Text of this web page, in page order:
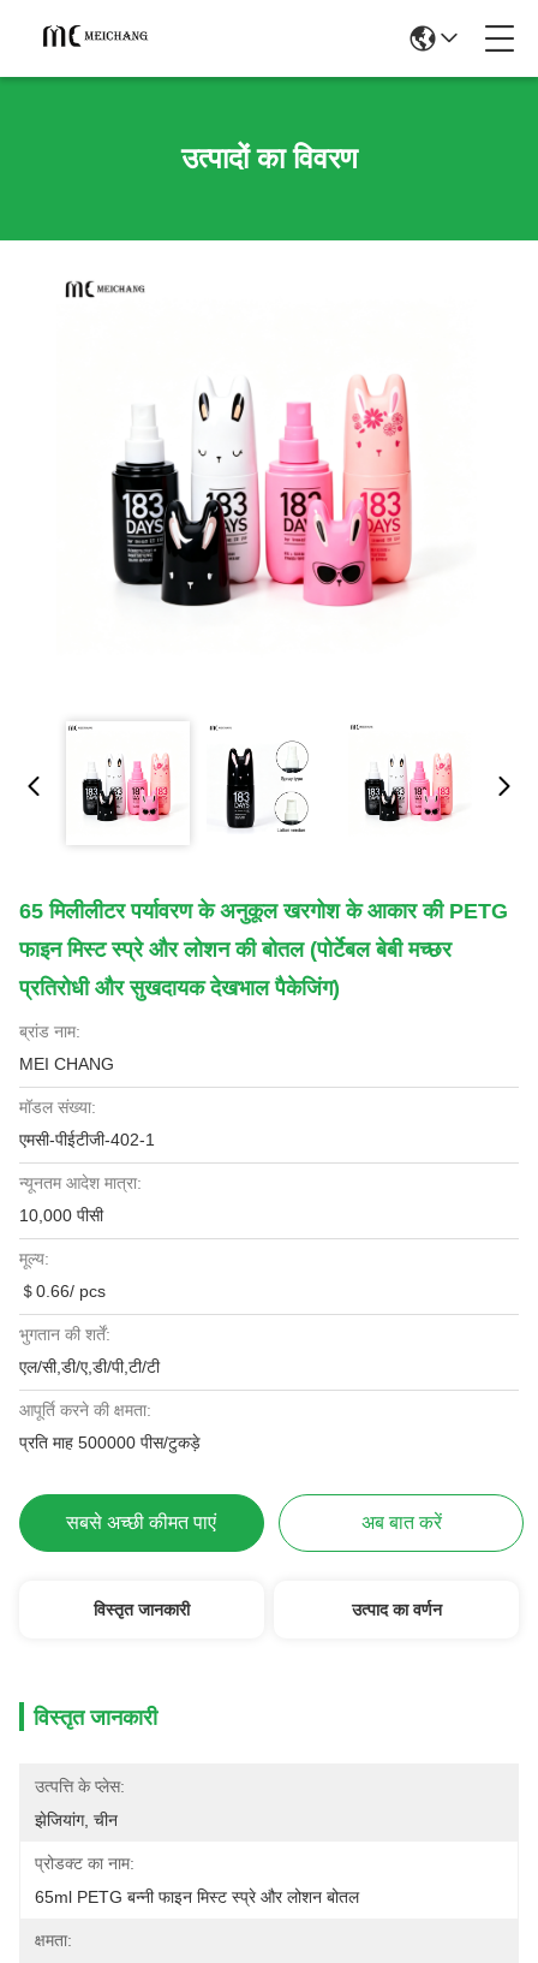
उत्पादों का विवरण
65 मिलीलीटर पर्यावरण के अनुकूल खरगोश के आकार की PETG
फाइन मिस्ट स्प्रे और लोशन की बोतल (पोर्टेबल बेबी मच्छर
प्रतिरोधी और सुखदायक देखभाल पैकेजिंग)
ब्रांड नाम:
MEI CHANG
मॉडल संख्या:
एमसी-पीईटीजी-402-1
न्यूनतम आदेश मात्रा:
10,000 पीसी
मूल्य:
＄0.66/ pcs
भुगतान की शर्तें:
एल/सी,डी/ए,डी/पी,टी/टी
आपूर्ति करने की क्षमता:
प्रति माह 500000 पीस/टुकड़े
सबसे अच्छी कीमत पाएं अब बात करें
विस्तृत जानकारी उत्पाद का वर्णन
विस्तृत जानकारी
उत्पत्ति के प्लेस:
झेजियांग, चीन
प्रोडक्ट का नाम:
65ml PETG बन्नी फाइन मिस्ट स्प्रे और लोशन बोतल
क्षमता: